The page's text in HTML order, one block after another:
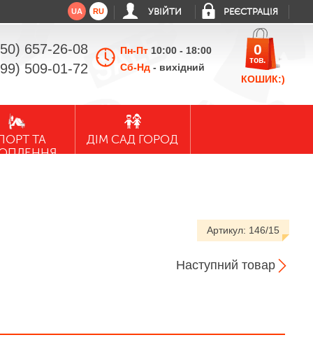
UA RU УВІЙТИ РЕЄСТРАЦІЯ
657-26-08
509-01-72
Пн-Пт 10:00 - 18:00
Сб-Нд - вихідний
КОШИК:)
0
тов.
ТА
ДІМ САД ГОРОД
Артикул: 146/15
Наступний товар